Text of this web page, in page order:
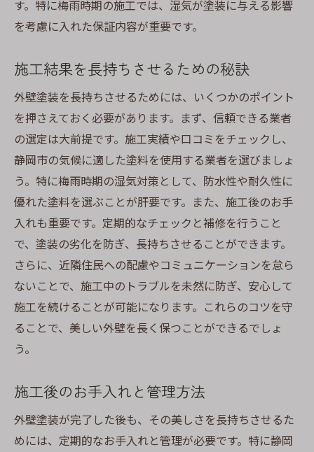
す。特に梅雨時期の施工では、湿気が塗装に与える影響
を考慮に入れた保証内容が重要です。
施工結果を長持ちさせるための秘訣
外壁塗装を長持ちさせるためには、いくつかのポイント
を押さえておく必要があります。まず、信頼できる業者
の選定は大前提です。施工実績や口コミをチェックし、
静岡市の気候に適した塗料を使用する業者を選びましょ
う。特に梅雨時期の湿気対策として、防水性や耐久性に
優れた塗料を選ぶことが肝要です。また、施工後のお手
入れも重要です。定期的なチェックと補修を行うこと
で、塗装の劣化を防ぎ、長持ちさせることができます。
さらに、近隣住民への配慮やコミュニケーションを怠ら
ないことで、施工中のトラブルを未然に防ぎ、安心して
施工を続けることが可能になります。これらのコツを守
ることで、美しい外壁を長く保つことができるでしょ
う。
施工後のお手入れと管理方法
外壁塗装が完了した後も、その美しさを長持ちさせるた
めには、定期的なお手入れと管理が必要です。特に静岡